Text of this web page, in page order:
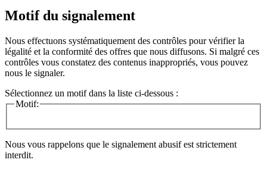
Motif du signalement
Nous effectuons systématiquement des contrôles pour vérifier la
légalité et la conformité des offres que nous diffusons. Si malgré ces
contrôles vous constatez des contenus inappropriés, vous pouvez
nous le signaler.
Sélectionnez un motif dans la liste ci-dessous :
Motif:
Nous vous rappelons que le signalement abusif est strictement
interdit.